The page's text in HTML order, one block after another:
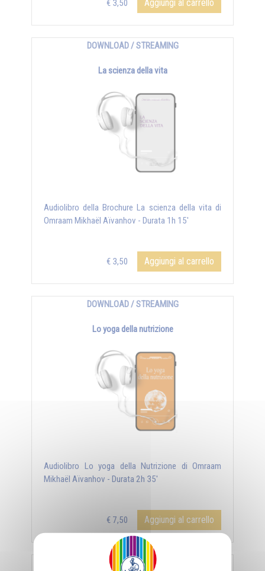
€ 3,50 Aggiungi al carrello
DOWNLOAD / STREAMING
La scienza della vita
Audiolibro della Brochure La scienza della vita di
Omraam Mikhaël Aïvanhov - Durata 1h 15'
€ 3,50 Aggiungi al carrello
DOWNLOAD / STREAMING
Lo yoga della nutrizione
Audiolibro Lo yoga della Nutrizione di Omraam
Mikhaël Aïvanhov - Durata 2h 35'
€ 7,50 Aggiungi al carrello
DOWNLOAD / STREAMING